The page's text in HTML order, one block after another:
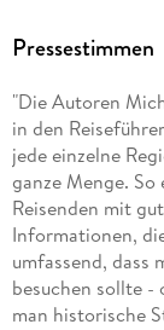
freie Journalistin
erholsamen
Berlin. Mehr über
hierdadort. de.
Pressestimmen
"Die Autoren
in den
jede einzelne
ganze Menge.
Reisenden mit
Informationen,
umfassend, dass
besuchen sollte -
man historische